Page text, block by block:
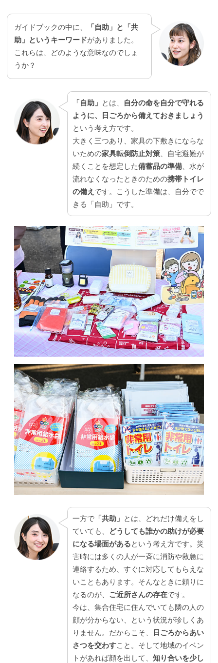
ガイドブックの中に、
「自助」と「共
助」というキーワードがありました。
これらは、どのような意味なのでしょ
うか？
「自助」 とは、
自分の命を自分で守れる
ように、日ごろから備えておきましょう
という考え方です。
大きく三つあり、家具の下敷きにならな
いための家具転倒防止対策、自宅避難が
続くことを想定した備蓄品の準備、水が
流れなくなったときのための携帯トイレ
の備え です。こうした準備は、自分でで
きる「自助」です。
一方で「共助」 とは、どれだけ備えをし
ていても、
どうしても誰かの助けが必要
になる場面があるという考え方です。災
害時には多くの人が一斉に消防や救急に
連絡するため、すぐに対応してもらえな
いこともあります。そんなときに頼りに
なるのが、 ご近所さんの存在です。
今は、集合住宅に住んでいても隣の人の
顔が分からない、という状況が珍しくあ
りません。だからこそ、
日ごろからあい
さつを交わすこと。そして地域のイベン
トがあれば顔を出して、 知り合いを少し